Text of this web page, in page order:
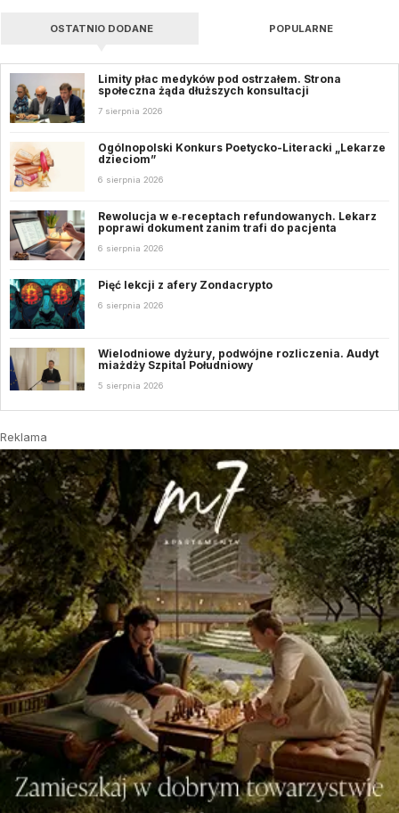
OSTATNIO DODANE POPULARNE
Limity płac medyków pod ostrzałem. Strona
społeczna żąda dłuższych konsultacji
7 sierpnia 2026
Ogólnopolski Konkurs Poetycko-Literacki „Lekarze
dzieciom”
6 sierpnia 2026
Rewolucja w e‑receptach refundowanych. Lekarz
poprawi dokument zanim trafi do pacjenta
6 sierpnia 2026
Pięć lekcji z afery Zondacrypto
6 sierpnia 2026
Wielodniowe dyżury, podwójne rozliczenia. Audyt
miażdży Szpital Południowy
5 sierpnia 2026
Reklama